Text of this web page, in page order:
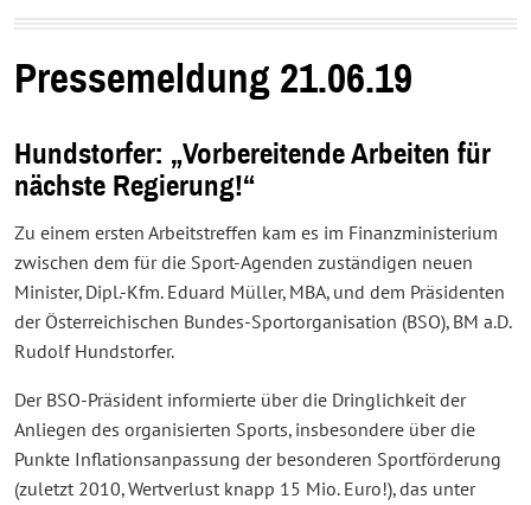
Pressemeldung 21.06.19
Hundstorfer: „Vorbereitende Arbeiten für
nächste Regierung!“
Zu einem ersten Arbeitstreffen kam es im Finanzministerium
zwischen dem für die Sport-Agenden zuständigen neuen
Minister, Dipl.-Kfm. Eduard Müller, MBA, und dem Präsidenten
der Österreichischen Bundes-Sportorganisation (BSO), BM a.D.
Rudolf Hundstorfer.
Der BSO-Präsident informierte über die Dringlichkeit der
Anliegen des organisierten Sports, insbesondere über die
Punkte Inflationsanpassung der besonderen Sportförderung
(zuletzt 2010, Wertverlust knapp 15 Mio. Euro!), das unter